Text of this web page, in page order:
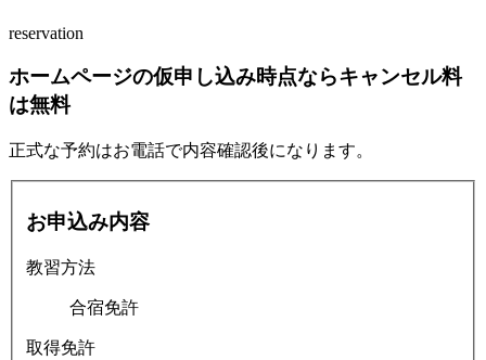
reservation
ホームページの仮申し込み時点ならキャンセル料
は無料
正式な予約はお電話で内容確認後になります。
お申込み内容
教習方法
合宿免許
取得免許